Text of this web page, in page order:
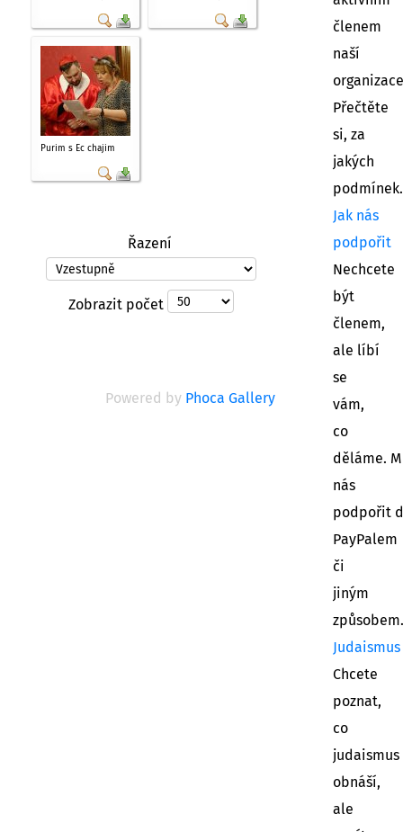
Purim s Ec chajim
Řazení
Zobrazit počet
Powered by Phoca Gallery
členem
naší
Přečtěte
si, za
jakých
podmínek.
Jak nás
podpořit
Nechcete
být
členem,
ale líbí
se
vám,
co
děláme.
nás
podpořit
PayPalem
či
jiným
způsobem.
Judaismus
Chcete
poznat,
co
judaismus
obnáší,
ale